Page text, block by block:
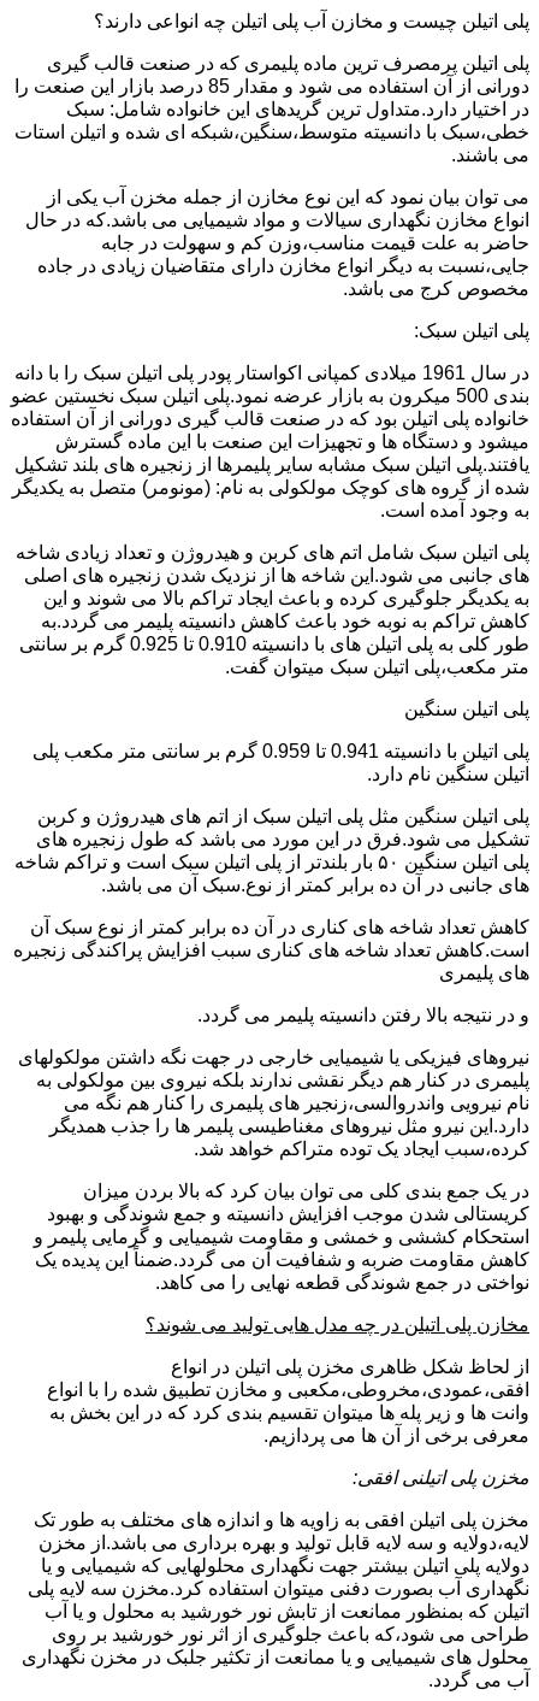
پلی اتیلن چیست و مخازن آب پلی اتیلن چه انواعی دارند؟
پلی اتیلن پرمصرف ترین ماده پلیمری که در صنعت قالب گیری
دورانی از آن استفاده می شود و مقدار 85 درصد بازار این صنعت را
در اختیار دارد.متداول ترین گریدهای این خانواده شامل: سبک
خطی،سبک با دانسیته متوسط،سنگین،شبکه ای شده و اتیلن استات
می باشند.
می توان بیان نمود که این نوع مخازن از جمله مخزن آب یکی از
انواع مخازن نگهداری سیالات و مواد شیمیایی می باشد.که در حال
حاضر به علت قیمت مناسب،وزن کم و سهولت در جابه
جایی،نسبت به دیگر انواع مخازن دارای متقاضیان زیادی در جاده
مخصوص کرج می باشد.
پلی اتیلن سبک:
در سال 1961 میلادی کمپانی اکواستار پودر پلی اتیلن سبک را با دانه
بندی 500 میکرون به بازار عرضه نمود.پلی اتیلن سبک نخستین عضو
خانواده پلی اتیلن بود که در صنعت قالب گیری دورانی از آن استفاده
میشود و دستگاه ها و تجهیزات این صنعت با این ماده گسترش
یافتند.پلی اتیلن سبک مشابه سایر پلیمرها از زنجیره های بلند تشکیل
شده از گروه های کوچک مولکولی به نام: (مونومر) متصل به یکدیگر
به وجود آمده است.
پلی اتیلن سبک شامل اتم های کربن و هیدروژن و تعداد زیادی شاخه
های جانبی می شود.این شاخه ها از نزدیک شدن زنجیره های اصلی
به یکدیگر جلوگیری کرده و باعث ایجاد تراکم بالا می شوند و این
کاهش تراکم به نوبه خود باعث کاهش دانسیته پلیمر می گردد.به
طور کلی به پلی اتیلن های با دانسیته 0.910 تا 0.925 گرم بر سانتی
متر مکعب،پلی اتیلن سبک میتوان گفت.
پلی اتیلن سنگین
پلی اتیلن با دانسیته 0.941 تا 0.959 گرم بر سانتی متر مکعب پلی
اتیلن سنگین نام دارد.
پلی اتیلن سنگین مثل پلی اتیلن سبک از اتم های هیدروژن و کربن
تشکیل می شود.فرق در این مورد می باشد که طول زنجیره های
پلی اتیلن سنگین ۵۰ بار بلندتر از پلی اتیلن سبک است و تراکم شاخه
های جانبی در آن ده برابر کمتر از نوع.سبک آن می باشد.
کاهش تعداد شاخه های کناری در آن ده برابر کمتر از نوع سبک آن
است.کاهش تعداد شاخه های کناری سبب افزایش پراکندگی زنجیره
های پلیمری
و در نتیجه بالا رفتن دانسیته پلیمر می گردد.
نیروهای فیزیکی یا شیمیایی خارجی در جهت نگه داشتن مولکولهای
پلیمری در کنار هم دیگر نقشی ندارند بلکه نیروی بین مولکولی به
نام نیرویی واندروالسی،زنجیر های پلیمری را کنار هم نگه می
دارد.این نیرو مثل نیروهای مغناطیسی پلیمر ها را جذب همدیگر
کرده،سبب ایجاد یک توده متراکم خواهد شد.
در یک جمع بندی کلی می توان بیان کرد که بالا بردن میزان
کریستالی شدن موجب افزایش دانسیته و جمع شوندگی و بهبود
استحکام کششی و خمشی و مقاومت شیمیایی و گرمایی پلیمر و
کاهش مقاومت ضربه و شفافیت آن می گردد.ضمناً این پدیده یک
نواختی در جمع شوندگی قطعه نهایی را می کاهد.
مخازن پلی اتیلن در چه مدل هایی تولید می شوند؟
از لحاظ شکل ظاهری مخزن پلی اتیلن در انواع
افقی،عمودی،مخروطی،مکعبی و مخازن تطبیق شده را با انواع
وانت ها و زیر پله ها میتوان تقسیم بندی کرد که در این بخش به
معرفی برخی از آن ها می پردازیم.
مخزن پلی اتیلنی افقی:
مخزن پلی اتیلن افقی به زاویه ها و اندازه های مختلف به طور تک
لایه،دولایه و سه لایه قابل تولید و بهره برداری می باشد.از مخزن
دولایه پلی اتیلن بیشتر جهت نگهداری محلولهایی که شیمیایی و یا
نگهداری آب بصورت دفنی میتوان استفاده کرد.مخزن سه لایه پلی
اتیلن که بمنظور ممانعت از تابش نور خورشید به محلول و یا آب
طراحی می شود،که باعث جلوگیری از اثر نور خورشید بر روی
محلول های شیمیایی و یا ممانعت از تکثیر جلبک در مخزن نگهداری
آب می گردد.